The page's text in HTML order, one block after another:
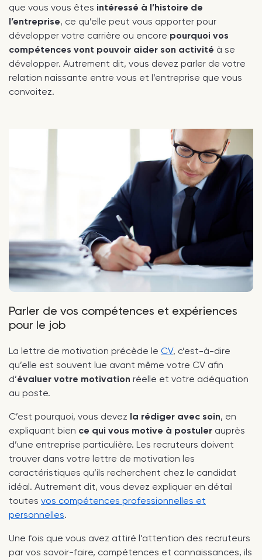
que vous vous êtes intéressé à l’histoire de
l’entreprise, ce qu’elle peut vous apporter pour
développer votre carrière ou encore pourquoi vos
compétences vont pouvoir aider son activité à se
développer. Autrement dit, vous devez parler de votre
relation naissante entre vous et l’entreprise que vous
convoitez.
Parler de vos compétences et expériences
pour le job
La lettre de motivation précède le CV, c’est-à-dire
qu’elle est souvent lue avant même votre CV afin
d’évaluer votre motivation réelle et votre adéquation
au poste.
C’est pourquoi, vous devez la rédiger avec soin, en
expliquant bien ce qui vous motive à postuler auprès
d’une entreprise particulière. Les recruteurs doivent
trouver dans votre lettre de motivation les
caractéristiques qu’ils recherchent chez le candidat
idéal. Autrement dit, vous devez expliquer en détail
toutes vos compétences professionnelles et
personnelles.
Une fois que vous avez attiré l’attention des recruteurs
par vos savoir-faire, compétences et connaissances, ils